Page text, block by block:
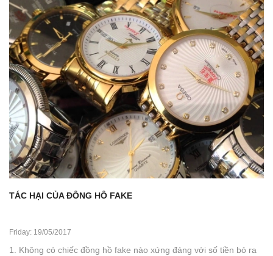
TÁC HẠI CỦA ĐỒNG HỒ FAKE
Friday: 19/05/2017
1. Không có chiếc đồng hồ fake nào xứng đáng với số tiền bỏ ra